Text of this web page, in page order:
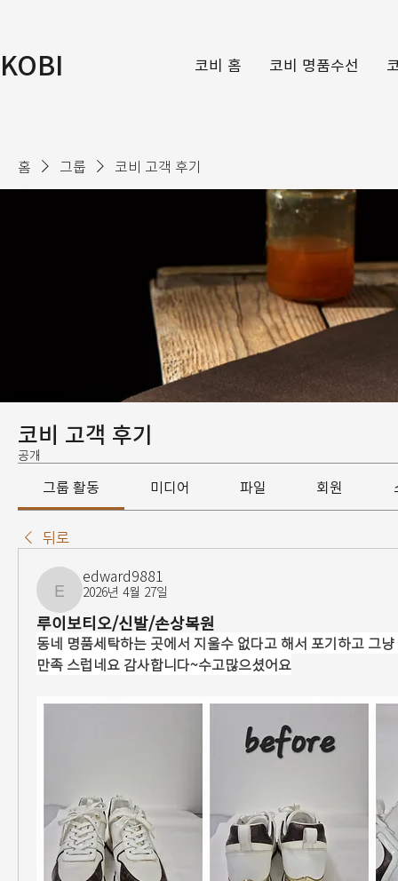
KOBI 코비 홈 코비 명품수선
홈 그룹 코비 고객 후기
코비 고객 후기
공개
그룹 활동 미디어 파일 회원
뒤로
edward9881
edward9881
2026년 4월 27일
루이보티오/신발/손상복원
동네 명품세탁하는 곳에서 지울수 없다고 해서 포기하고 그
만족 스럽네요 감사합니다~수고많으셨어요